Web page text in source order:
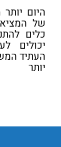
היום
של
כלים
יכולים
העתיד
יותר